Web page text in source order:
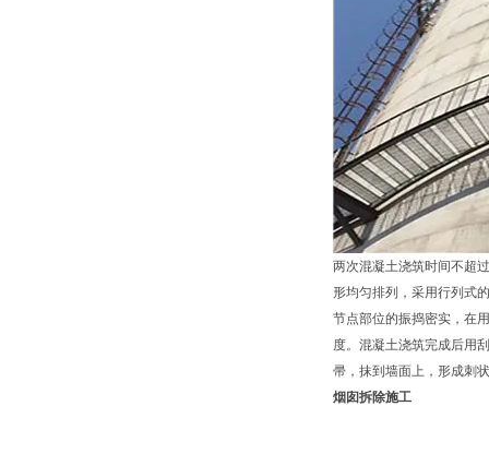
两次混凝土浇筑时间不超
形均匀排列，采用行列式
节点部位的振捣密实，在
度。混凝土浇筑完成后用
帚，抹到墙面上，形成刺
烟囱拆除施工